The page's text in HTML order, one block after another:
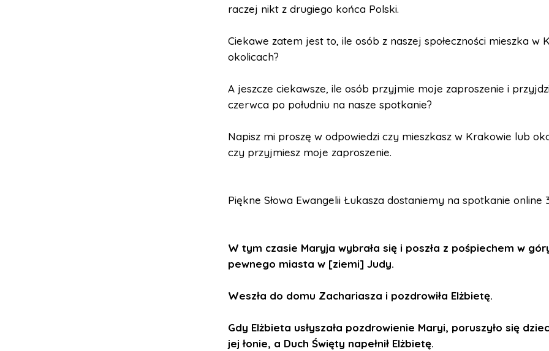
raczej nikt z drugiego końca Polski.
Ciekawe zatem jest to, ile osób z naszej społeczności mieszka w
okolicach?
A jeszcze ciekawsze, ile osób przyjmie moje zaproszenie i
czerwca po południu na nasze spotkanie?
Napisz mi proszę w odpowiedzi czy mieszkasz w Krakowie lub
czy przyjmiesz moje zaproszenie.
Piękne Słowa Ewangelii Łukasza dostaniemy na spotkanie online
W tym czasie Maryja wybrała się i poszła z pośpiechem w
pewnego miasta w [ziemi] Judy.
Weszła do domu Zachariasza i pozdrowiła Elżbietę.
Gdy Elżbieta usłyszała pozdrowienie Maryi, poruszyło się
jej łonie, a Duch Święty napełnił Elżbietę.